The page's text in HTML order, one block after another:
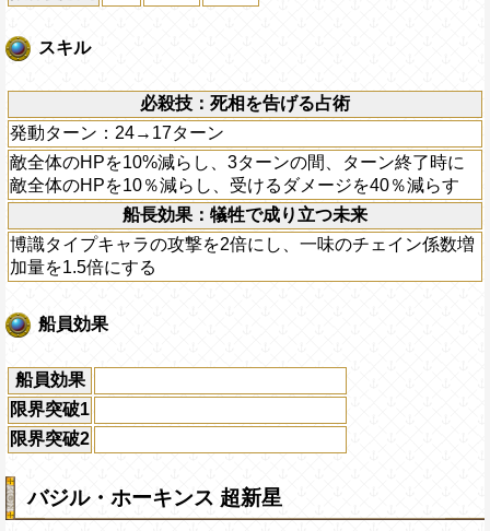
スキル
必殺技：死相を告げる占術
発動ターン：24→17ターン
敵全体のHPを10%減らし、3ターンの間、ターン終了時に
敵全体のHPを10％減らし、受けるダメージを40％減らす
船長効果：犠牲で成り立つ未来
博識タイプキャラの攻撃を2倍にし、一味のチェイン係数増
加量を1.5倍にする
船員効果
船員効果
限界突破1
限界突破2
バジル・ホーキンス 超新星